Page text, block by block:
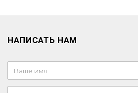
НАПИСАТЬ НАМ